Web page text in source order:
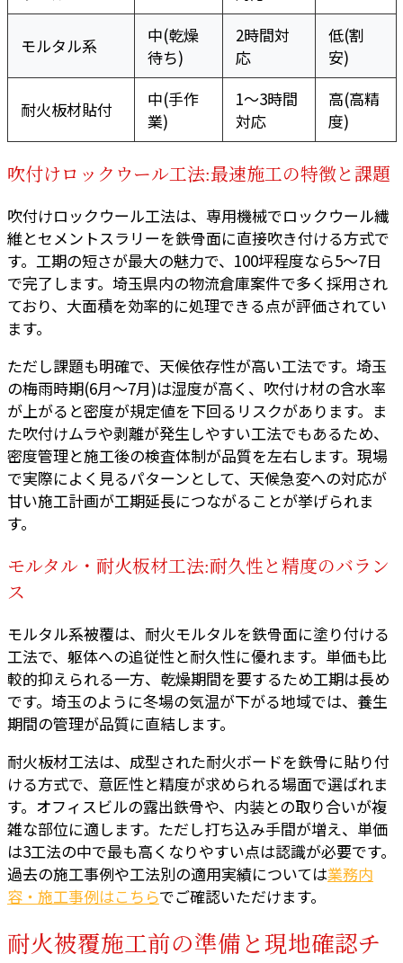
モルタル系
中(乾燥
待ち)
2時間対
応
低(割
安)
耐火板材貼付
中(手作
業)
1〜3時間
対応
高(高精
度)
吹付けロックウール工法:最速施工の特徴と課題
吹付けロックウール工法は、専用機械でロックウール繊
維とセメントスラリーを鉄骨面に直接吹き付ける方式で
す。工期の短さが最大の魅力で、100坪程度なら5〜7日
で完了します。埼玉県内の物流倉庫案件で多く採用され
ており、大面積を効率的に処理できる点が評価されてい
ます。
ただし課題も明確で、天候依存性が高い工法です。埼玉
の梅雨時期(6月〜7月)は湿度が高く、吹付け材の含水率
が上がると密度が規定値を下回るリスクがあります。ま
た吹付けムラや剥離が発生しやすい工法でもあるため、
密度管理と施工後の検査体制が品質を左右します。現場
で実際によく見るパターンとして、天候急変への対応が
甘い施工計画が工期延長につながることが挙げられま
す。
モルタル・耐火板材工法:耐久性と精度のバラン
ス
モルタル系被覆は、耐火モルタルを鉄骨面に塗り付ける
工法で、躯体への追従性と耐久性に優れます。単価も比
較的抑えられる一方、乾燥期間を要するため工期は長め
です。埼玉のように冬場の気温が下がる地域では、養生
期間の管理が品質に直結します。
耐火板材工法は、成型された耐火ボードを鉄骨に貼り付
ける方式で、意匠性と精度が求められる場面で選ばれま
す。オフィスビルの露出鉄骨や、内装との取り合いが複
雑な部位に適します。ただし打ち込み手間が増え、単価
は3工法の中で最も高くなりやすい点は認識が必要です。
過去の施工事例や工法別の適用実績については業務内
容・施工事例はこちらでご確認いただけます。
耐火被覆施工前の準備と現地確認チ